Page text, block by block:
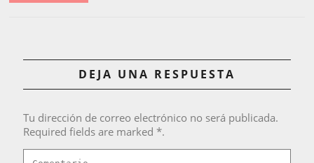
DEJA UNA RESPUESTA
Tu dirección de correo electrónico no será publicada.
Required fields are marked *.